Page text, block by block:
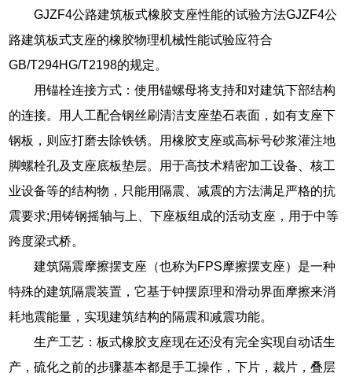
GJZF4公路建筑板式橡胶支座性能的试验方法GJZF4公
路建筑板式支座的橡胶物理机械性能试验应符合
GB/T294HG/T2198的规定。
用锚栓连接方式：使用锚螺母将支持和对建筑下部结构
的连接。用人工配合钢丝刷清洁支座垫石表面，如有支座下
钢板，则应打磨去除铁锈。用橡胶支座或高标号砂浆灌注地
脚螺栓孔及支座底板垫层。用于高技术精密加工设备、核工
业设备等的结构物，只能用隔震、减震的方法满足严格的抗
震要求;用铸钢摇轴与上、下座板组成的活动支座，用于中等
跨度梁式桥。
建筑隔震摩擦摆支座（也称为FPS摩擦摆支座）是一种
特殊的建筑隔震装置，它基于钟摆原理和滑动界面摩擦来消
耗地震能量，实现建筑结构的隔震和减震功能。
生产工艺：板式橡胶支座现在还没有完全实现自动话生
产，硫化之前的步骤基本都是手工操作，下片，裁片，叠层